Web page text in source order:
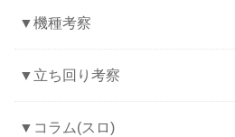
▼機種考察
▼立ち回り考察
▼コラム(スロ)